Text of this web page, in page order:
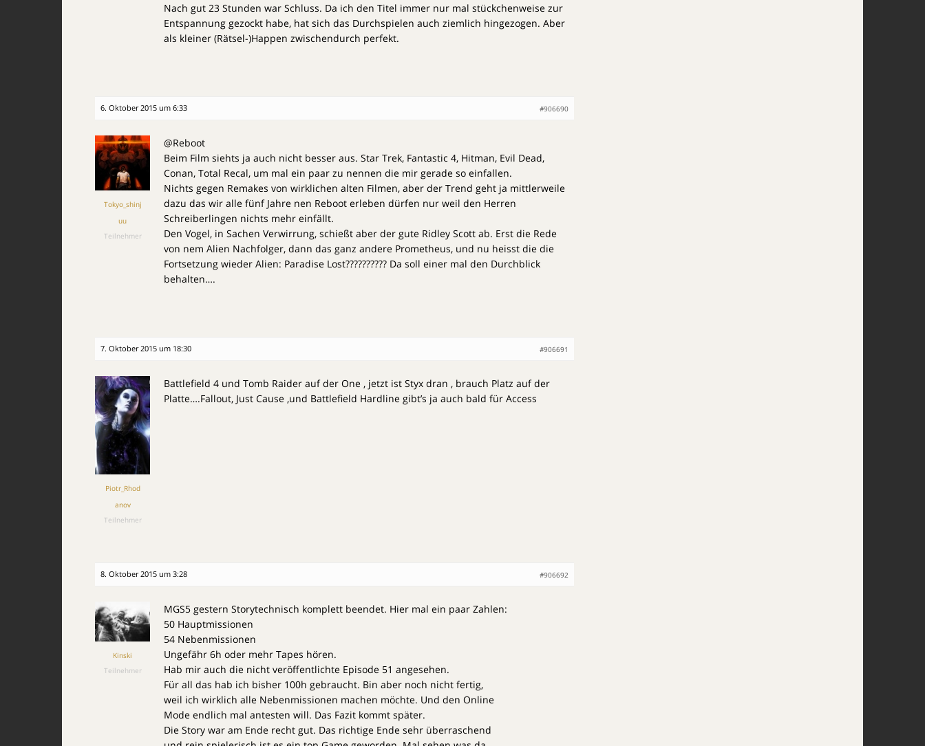
Nach gut 23 Stunden war Schluss. Da ich den Titel immer nur mal stückchenweise zur
Entspannung gezockt habe, hat sich das Durchspielen auch ziemlich hingezogen. Aber
als kleiner (Rätsel-)Happen zwischendurch perfekt.
6. Oktober 2015 um 6:33 #906690
Tokyo_shinj
uu
Teilnehmer
@Reboot
Beim Film siehts ja auch nicht besser aus. Star Trek, Fantastic 4, Hitman, Evil Dead,
Conan, Total Recal, um mal ein paar zu nennen die mir gerade so einfallen.
Nichts gegen Remakes von wirklichen alten Filmen, aber der Trend geht ja mittlerweile
dazu das wir alle fünf Jahre nen Reboot erleben dürfen nur weil den Herren
Schreiberlingen nichts mehr einfällt.
Den Vogel, in Sachen Verwirrung, schießt aber der gute Ridley Scott ab. Erst die Rede
von nem Alien Nachfolger, dann das ganz andere Prometheus, und nu heisst die die
Fortsetzung wieder Alien: Paradise Lost?????????? Da soll einer mal den Durchblick
behalten….
7. Oktober 2015 um 18:30 #906691
Piotr_Rhod
anov
Teilnehmer
Battlefield 4 und Tomb Raider auf der One , jetzt ist Styx dran , brauch Platz auf der
Platte….Fallout, Just Cause ,und Battlefield Hardline gibt’s ja auch bald für Access
8. Oktober 2015 um 3:28 #906692
Kinski
Teilnehmer
MGS5 gestern Storytechnisch komplett beendet. Hier mal ein paar Zahlen:
50 Hauptmissionen
54 Nebenmissionen
Ungefähr 6h oder mehr Tapes hören.
Hab mir auch die nicht veröffentlichte Episode 51 angesehen.
Für all das hab ich bisher 100h gebraucht. Bin aber noch nicht fertig,
weil ich wirklich alle Nebenmissionen machen möchte. Und den Online
Mode endlich mal antesten will. Das Fazit kommt später.
Die Story war am Ende recht gut. Das richtige Ende sehr überraschend